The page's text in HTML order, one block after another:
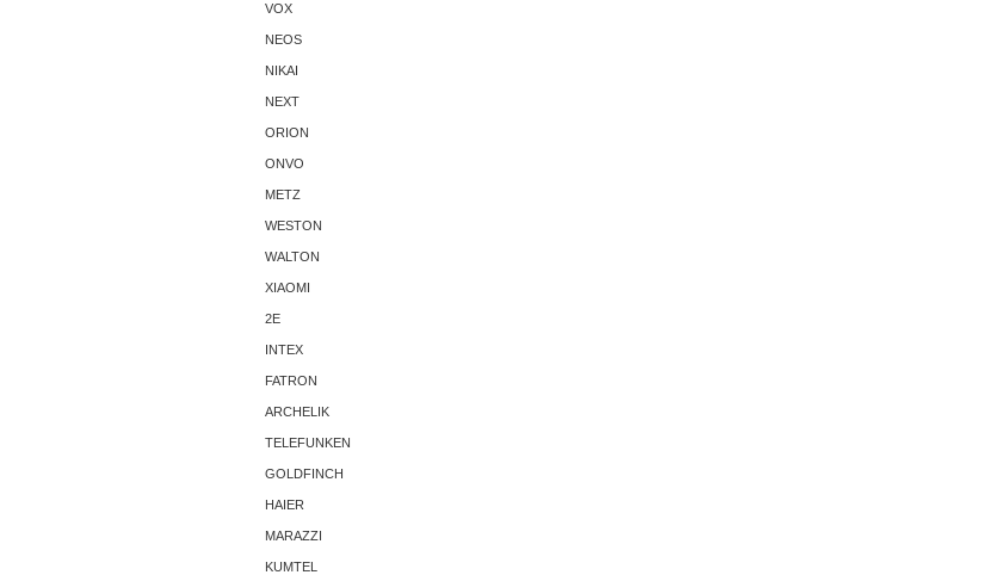
VOX
NEOS
NIKAI
NEXT
ORION
ONVO
METZ
WESTON
WALTON
XIAOMI
2E
INTEX
FATRON
ARCHELIK
TELEFUNKEN
GOLDFINCH
HAIER
MARAZZI
KUMTEL